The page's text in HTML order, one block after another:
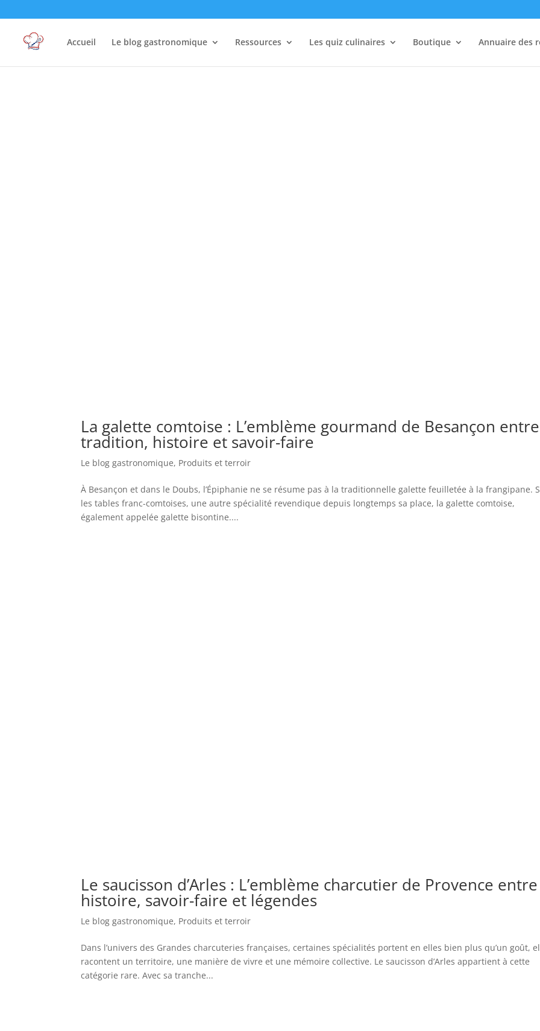
Accueil Le blog gastronomique Ressources Les quiz culinaires Boutique Annuaire des
La galette comtoise : L’emblème gourmand de Besançon entre
tradition, histoire et savoir-faire
Le blog gastronomique, Produits et terroir
À Besançon et dans le Doubs, l’Épiphanie ne se résume pas à la traditionnelle galette feuilletée à la frangipane.
les tables franc-comtoises, une autre spécialité revendique depuis longtemps sa place, la galette comtoise,
également appelée galette bisontine....
Le saucisson d’Arles : L’emblème charcutier de Provence entre
histoire, savoir-faire et légendes
Le blog gastronomique, Produits et terroir
Dans l’univers des Grandes charcuteries françaises, certaines spécialités portent en elles bien plus qu’un goût,
racontent un territoire, une manière de vivre et une mémoire collective. Le saucisson d’Arles appartient à cette
catégorie rare. Avec sa tranche...